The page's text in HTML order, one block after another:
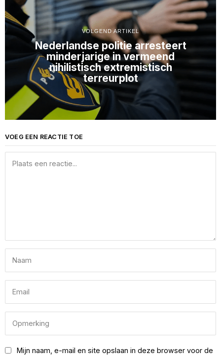
VOLGEND ARTIKEL
Nederlandse politie arresteert
minderjarige in vermeend
nihilistisch extremistisch
terreurplot
VOEG EEN REACTIE TOE
Mijn naam, e-mail en site opslaan in deze browser voor de